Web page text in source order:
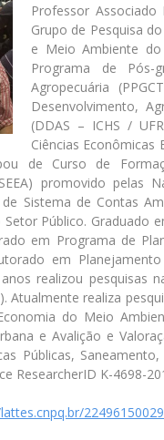
Professor Associado
Grupo de Pesquisa
e Meio Ambiente
Programa de Pós-
Agropecuária
Desenvolvimento,
(DDAS – ICHS /
Ciências
de Curso de
promovido pelas
Sistema de Contas
Público. Graduado
em Programa de
em
realizou pesquisas
Atualmente realiza
do Meio
e Avalição e
Públicas,
ResearcherID K-4698-